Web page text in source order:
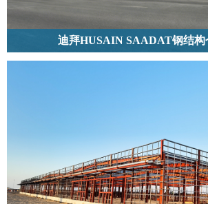
迪拜HUSAIN SAADAT钢结构
位于阿联酋迪拜的迪拜 HUSAIN SAADAT 钢结构仓